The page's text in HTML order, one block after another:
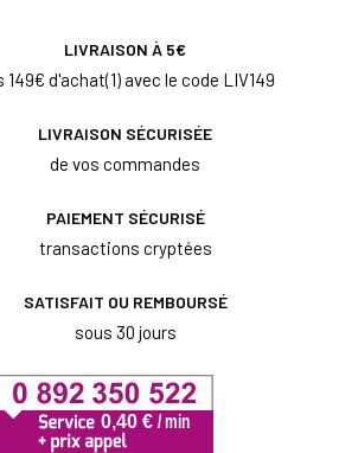
LIVRAISON À 5€
149€ d'achat(1) avec le code LIV149
LIVRAISON SÉCURISÉE
de vos commandes
PAIEMENT SÉCURISÉ
transactions cryptées
SATISFAIT OU REMBOURSÉ
sous 30 jours